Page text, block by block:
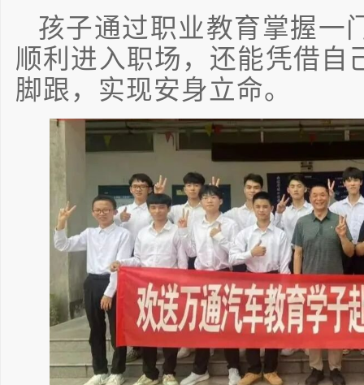
孩子通过职业教育掌握一
顺利进入职场，还能凭借自
脚跟，实现安身立命。